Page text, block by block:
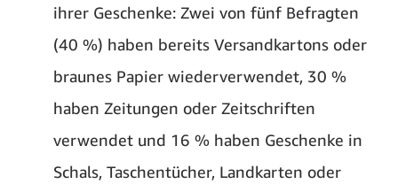
ihrer Geschenke: Zwei von fünf Befragten
(40 %) haben bereits Versandkartons oder
braunes Papier wiederverwendet, 30 %
haben Zeitungen oder Zeitschriften
verwendet und 16 % haben Geschenke in
Schals, Taschentücher, Landkarten oder